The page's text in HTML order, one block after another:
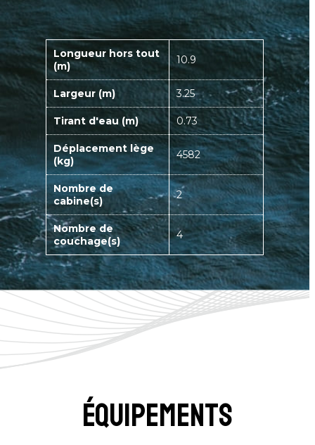
Longueur hors tout
(m)
10.9
Largeur (m) 3.25
Tirant d'eau (m) 0.73
Déplacement lège
(kg)
4582
Nombre de
cabine(s)
2
Nombre de
couchage(s)
4
équipements